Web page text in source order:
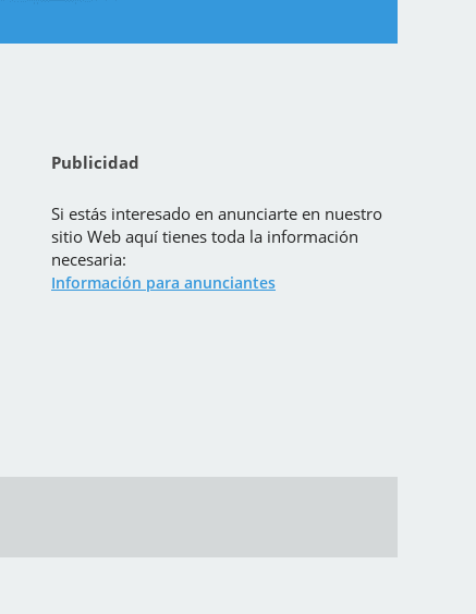
Publicidad
Si estás interesado en anunciarte en nuestro
sitio Web aquí tienes toda la información
necesaria:
Información para anunciantes